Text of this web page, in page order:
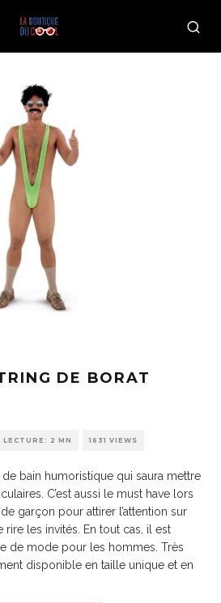
DE BORAT
LECTURE: 2 MN 1631 VIEWS
de bain humoristique qui saura mettre
C’est aussi le must have lors
garçon pour attirer l’attention sur
les invités. En tout cas, il est
de mode pour les hommes. Très
disponible en taille unique et en